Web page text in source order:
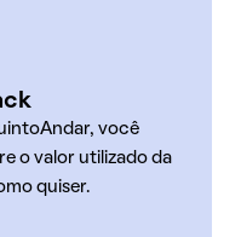
você
o valor utilizado da
quiser.